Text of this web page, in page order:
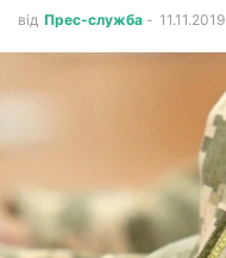
від Прес-служба - 11.11.2019